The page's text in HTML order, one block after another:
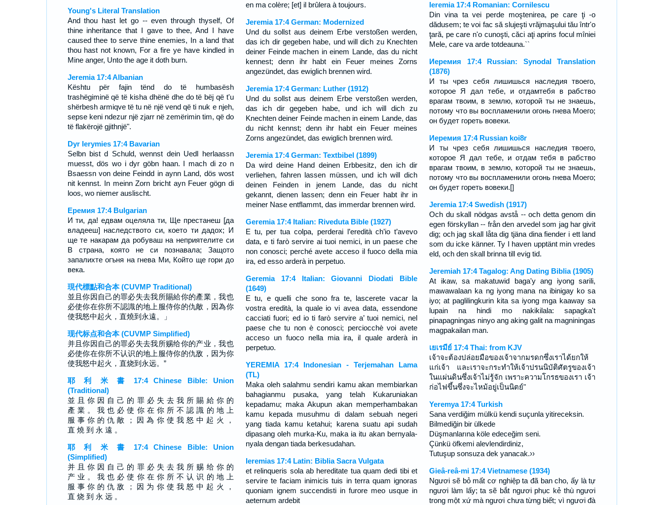
Young's Literal Translation
And thou hast let go -- even through thyself, Of
thine inheritance that I gave to thee, And I have
caused thee to serve thine enemies, In a land that
thou hast not known, For a fire ye have kindled in
Mine anger, Unto the age it doth burn.
Jeremia 17:4 Albanian
Kështu për fajin tënd do të humbasësh
trashëgiminë që të kisha dhënë dhe do të bëj që t'u
shërbesh armiqve të tu në një vend që ti nuk e njeh,
sepse keni ndezur një zjarr në zemërimin tim, që do
të flakërojë gjithnjë".
Dyr Ierymies 17:4 Bavarian
Selbn bist d Schuld, wennst dein Uedl herlaassn
muesst, dös wo i dyr göbn haan. I mach di zo n
Bsaessn von deine Feindd in aynn Land, dös wost
nit kennst. In meinn Zorn bricht ayn Feuer gögn di
loos, wo niemer auslischt.
Еремия 17:4 Bulgarian
И ти, да! едвам оцеляла ти, Ще престанеш [да
владееш] наследството си, което ти дадох; И
ще те накарам да робуваш на неприятелите си
В страна, която не си познавала; Защото
запалихте огъня на гнева Ми, Който ще гори до
века.
現代標點和合本 (CUVMP Traditional)
並且你因自己的罪必失去我所賜給你的產業，我也
必使你在你所不認識的地上服侍你的仇敵，因為你
使我怒中起火，直燒到永遠。」
现代标点和合本 (CUVMP Simplified)
并且你因自己的罪必失去我所赐给你的产业，我也
必使你在你所不认识的地上服侍你的仇敌，因为你
使我怒中起火，直烧到永远。”
耶 利 米 書 17:4 Chinese Bible: Union
(Traditional)
並 且 你 因 自 己 的 罪 必 失 去 我 所 賜 給 你 的
產 業 。 我 也 必 使 你 在 你 所 不 認 識 的 地 上
服 事 你 的 仇 敵 ； 因 為 你 使 我 怒 中 起 火 ，
直 燒 到 永 遠 。
耶 利 米 書 17:4 Chinese Bible: Union
(Simplified)
并 且 你 因 自 己 的 罪 必 失 去 我 所 赐 给 你 的
产 业 。 我 也 必 使 你 在 你 所 不 认 识 的 地 上
服 事 你 的 仇 敌 ； 因 为 你 使 我 怒 中 起 火 ，
直 烧 到 永 远 。
en ma colère; [et] il brûlera à toujours.
Jeremia 17:4 German: Modernized
Und du sollst aus deinem Erbe verstoßen werden,
das ich dir gegeben habe, und will dich zu Knechten
deiner Feinde machen in einem Lande, das du nicht
kennest; denn ihr habt ein Feuer meines Zorns
angezündet, das ewiglich brennen wird.
Jeremia 17:4 German: Luther (1912)
Und du sollst aus deinem Erbe verstoßen werden,
das ich dir gegeben habe, und ich will dich zu
Knechten deiner Feinde machen in einem Lande, das
du nicht kennst; denn ihr habt ein Feuer meines
Zorns angezündet, das ewiglich brennen wird.
Jeremia 17:4 German: Textbibel (1899)
Da wird deine Hand deinen Erbbesitz, den ich dir
verliehen, fahren lassen müssen, und ich will dich
deinen Feinden in jenem Lande, das du nicht
gekannt, dienen lassen; denn ein Feuer habt ihr in
meiner Nase entflammt, das immerdar brennen wird.
Geremia 17:4 Italian: Riveduta Bible (1927)
E tu, per tua colpa, perderai l’eredità ch’io t’avevo
data, e ti farò servire ai tuoi nemici, in un paese che
non conosci; perché avete acceso il fuoco della mia
ira, ed esso arderà in perpetuo.
Geremia 17:4 Italian: Giovanni Diodati Bible
(1649)
E tu, e quelli che sono fra te, lascerete vacar la
vostra eredità, la quale io vi avea data, essendone
cacciati fuori; ed io ti farò servire a’ tuoi nemici, nel
paese che tu non è conosci; perciocchè voi avete
acceso un fuoco nella mia ira, il quale arderà in
perpetuo.
YEREMIA 17:4 Indonesian - Terjemahan Lama
(TL)
Maka oleh salahmu sendiri kamu akan membiarkan
bahagianmu pusaka, yang telah Kukaruniakan
kepadamu; maka Akupun akan memperhambakan
kamu kepada musuhmu di dalam sebuah negeri
yang tiada kamu ketahui; karena suatu api sudah
dipasang oleh murka-Ku, maka ia itu akan bernyala-
nyala dengan tiada berkesudahan.
Ieremias 17:4 Latin: Biblia Sacra Vulgata
et relinqueris sola ab hereditate tua quam dedi tibi et
servire te faciam inimicis tuis in terra quam ignoras
quoniam ignem succendisti in furore meo usque in
aeternum ardebit
Ieremia 17:4 Romanian: Cornilescu
Din vina ta vei perde moştenirea, pe care ţi -o
dădusem; te voi fac să slujeşti vrăjmaşului tău într'o
ţară, pe care n'o cunoşti, căci aţi aprins focul mîniei
Mele, care va arde totdeauna.``
Иеремия 17:4 Russian: Synodal Translation
(1876)
И ты чрез себя лишишься наследия твоего,
которое Я дал тебе, и отдамтебя в рабство
врагам твоим, в землю, которой ты не знаешь,
потому что вы воспламенили огонь гнева Моего;
он будет гореть вовеки.
Иеремия 17:4 Russian koi8r
И ты чрез себя лишишься наследия твоего,
которое Я дал тебе, и отдам тебя в рабство
врагам твоим, в землю, которой ты не знаешь,
потому что вы воспламенили огонь гнева Моего;
он будет гореть вовеки.[]
Jeremia 17:4 Swedish (1917)
Och du skall nödgas avstå -- och detta genom din
egen förskyllan -- från den arvedel som jag har givit
dig; och jag skall låta dig tjäna dina fiender i ett land
som du icke känner. Ty I haven upptänt min vredes
eld, och den skall brinna till evig tid.
Jeremiah 17:4 Tagalog: Ang Dating Biblia (1905)
At ikaw, sa makatuwid baga'y ang iyong sarili,
mawawalaan ka ng iyong mana na ibinigay ko sa
iyo; at paglilingkurin kita sa iyong mga kaaway sa
lupain na hindi mo nakikilala: sapagka't
pinapagningas ninyo ang aking galit na magniningas
magpakailan man.
เยเรมีย์ 17:4 Thai: from KJV
เจ้าจะต้องปล่อยมือของเจ้าจากมรดกซึ่งเราได้ยกให้
แก่เจ้า และเราจะกระทำให้เจ้าปรนนิบัติศัตรูของเจ้า
ในแผ่นดินซึ่งเจ้าไม่รู้จัก เพราะความโกรธของเรา เจ้า
ก่อไฟขึ้นซึ่งจะไหม้อยู่เป็นนิตย์"
Yeremya 17:4 Turkish
Sana verdiğim mülkü kendi suçunla yitireceksin.
Bilmediğin bir ülkede
Düşmanlarına köle edeceğim seni.
Çünkü öfkemi alevlendirdiniz,
Tutuşup sonsuza dek yanacak.››
Gieâ-reâ-mi 17:4 Vietnamese (1934)
Ngươi sẽ bỏ mất cơ nghiệp ta đã ban cho, ấy là tự
ngươi làm lấy; ta sẽ bắt ngươi phục kẻ thù ngươi
trong một xứ mà ngươi chưa từng biết; vì ngươi đà